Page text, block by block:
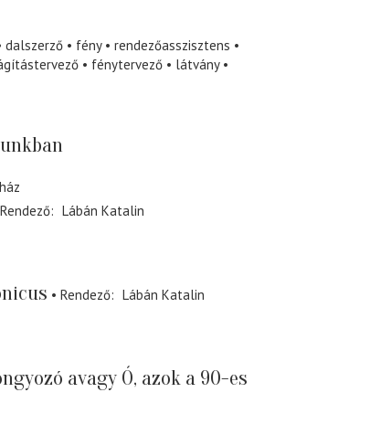
dalszerző fény
rendezőasszisztens
fénytervező
látvány
Rendező
Lábán Katalin
Rendező
Lábán Katalin
avagy Ó, azok a 90-es